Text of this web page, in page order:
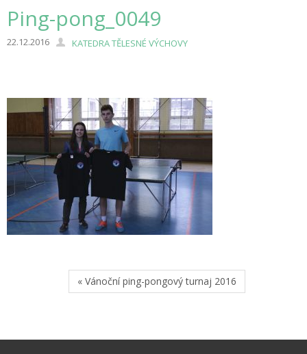
Ping-pong_0049
22.12.2016 KATEDRA TĚLESNÉ VÝCHOVY
« Vánoční ping-pongový turnaj 2016